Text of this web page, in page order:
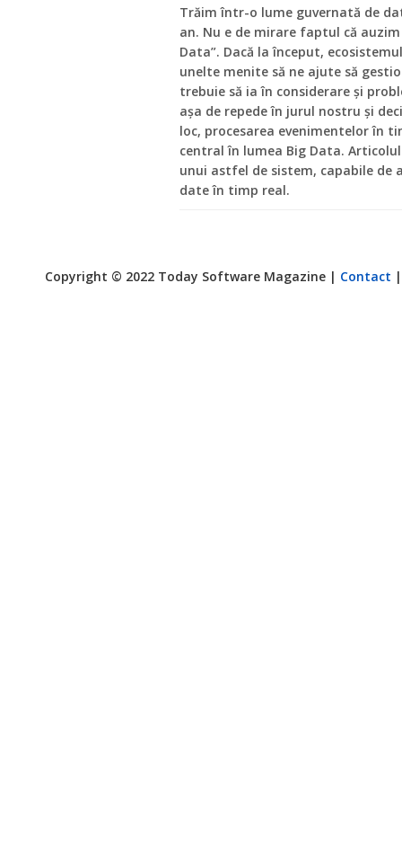
Trăim într-o lume guvernată de
an. Nu e de mirare faptul că
Data”. Dacă la început,
unelte menite să ne ajute să
trebuie să ia în considerare și
așa de repede în jurul nostru și
loc, procesarea evenimentelor în
central în lumea Big Data.
unui astfel de sistem, capabile de
date în timp real.
Copyright © 2022 Today Software Magazine | Contact